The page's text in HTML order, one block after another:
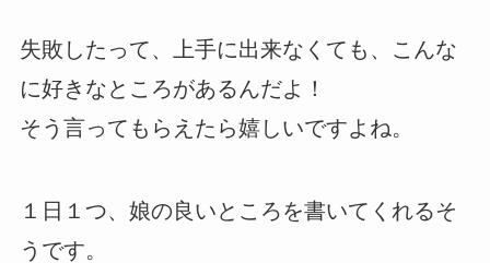
失敗したって、上手に出来なくても、こんな
に好きなところがあるんだよ！
そう言ってもらえたら嬉しいですよね。
１日１つ、娘の良いところを書いてくれるそ
うです。